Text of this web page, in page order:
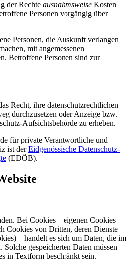
der Rechte ausnahmsweise Kosten
Personen vorgängig über
Personen, die Auskunft verlangen
mit angemessenen
Betroffene Personen sind zur
Recht, ihre datenschutz­rechtlichen
durchzusetzen oder Anzeige bzw.
Aufsichtsbehörde zu erheben.
für private Verantwortliche und
ist derEidgenössische Datenschutz-
(EDÖB).
Bei Cookies – eigenen Cookies
Cookies von Dritten, deren Dienste
– handelt es sich um Daten, die im
gespeicherten Daten müssen
in Textform beschränkt sein.